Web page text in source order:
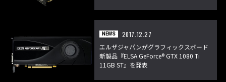
NEWS
2017.12.27
エルザジャパンがグラフィックスボード
新製品『ELSA GeForce® GTX 1080 Ti
11GB ST』を発表